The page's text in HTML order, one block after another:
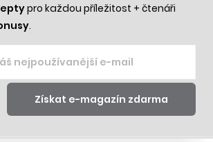
pro každou příležitost + čtenáři
.